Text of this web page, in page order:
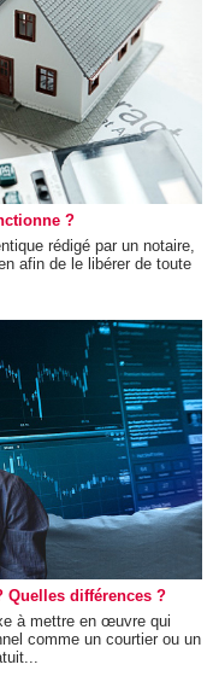
?
rédigé par un notaire,
afin de le libérer de toute
Quelles différences ?
à mettre en œuvre qui
comme un courtier ou un